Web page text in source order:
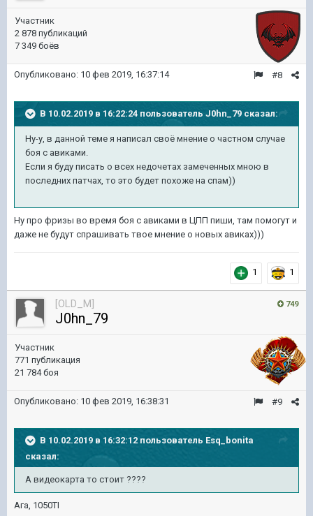
Участник
2 878 публикаций
7 349 боёв
#8
Опубликовано: 10 фев 2019, 16:37:14
В 10.02.2019 в 16:22:24 пользователь J0hn_79 сказал:
Ну-у, в данной теме я написал своё мнение о частном случае
боя с авиками.
Если я буду писать о всех недочетах замеченных мною в
последних патчах, то это будет похоже на спам))
Ну про фризы во время боя с авиками в ЦПП пиши, там помогут и
даже не будут спрашивать твое мнение о новых авиках)))
1 1
749
[OLD_M]
J0hn_79
Участник
771 публикация
21 784 боя
#9
Опубликовано: 10 фев 2019, 16:38:31
В 10.02.2019 в 16:32:12 пользователь Esq_bonita
сказал:
А видеокарта то стоит ????
Ага, 1050TI